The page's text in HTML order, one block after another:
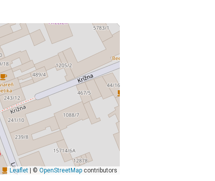
Leaflet| © OpenStreetMapcontributors